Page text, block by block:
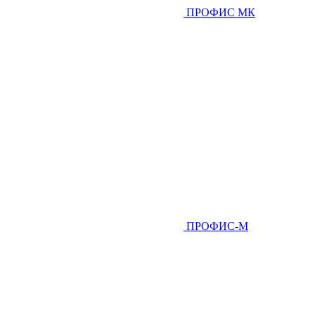
ПРОФИС МК
ПРОФИС-М